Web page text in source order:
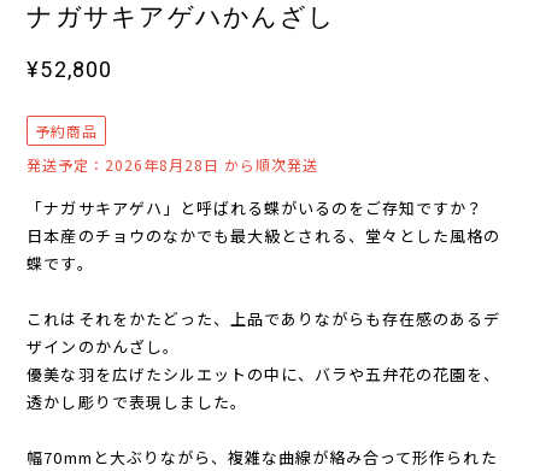
ナガサキアゲハかんざし
¥52,800
予約商品
発送予定：2026年8月28日 から順次発送
「ナガサキアゲハ」と呼ばれる蝶がいるのをご存知ですか？
日本産のチョウのなかでも最大級とされる、堂々とした風格の
蝶です。
これはそれをかたどった、上品でありながらも存在感のあるデ
ザインのかんざし。
優美な羽を広げたシルエットの中に、バラや五弁花の花園を、
透かし彫りで表現しました。
幅70mmと大ぶりながら、複雑な曲線が絡み合って形作られた